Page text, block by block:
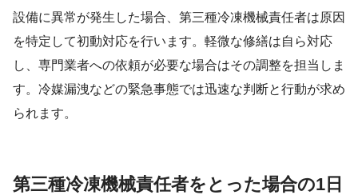
設備に異常が発生した場合、第三種冷凍機械責任者は原因
を特定して初動対応を行います。軽微な修繕は自ら対応
し、専門業者への依頼が必要な場合はその調整を担当しま
す。冷媒漏洩などの緊急事態では迅速な判断と行動が求め
られます。
第三種冷凍機械責任者をとった場合の1日